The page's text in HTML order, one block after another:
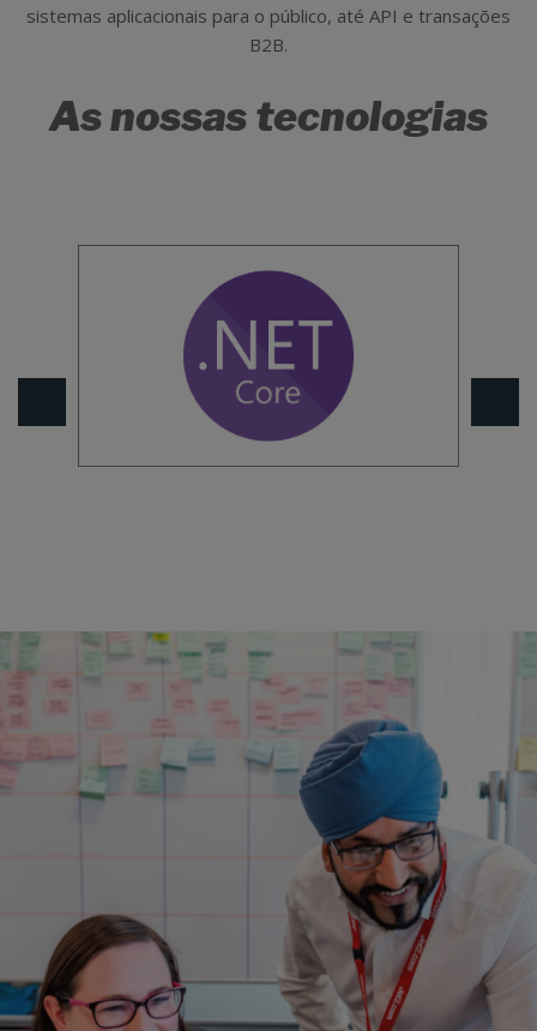
sistemas aplicacionais para o público, até API e transações
B2B.
As nossas tecnologias